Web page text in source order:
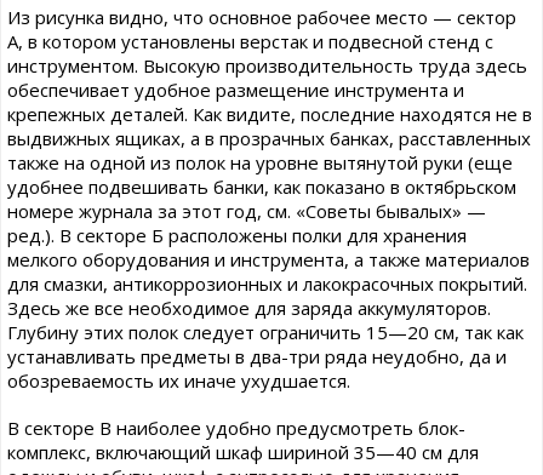
Из рисунка видно, что основное рабочее место — сектор
А, в котором установлены верстак и подвесной стенд с
инструментом. Высокую производительность труда здесь
обеспечивает удобное размещение инструмента и
крепежных деталей. Как видите, последние находятся не в
выдвижных ящиках, а в прозрачных банках, расставленных
также на одной из полок на уровне вытянутой руки (еще
удобнее подвешивать банки, как показано в октябрьском
номере журнала за этот год, см. «Советы бывалых» —
ред.). В секторе Б расположены полки для хранения
мелкого оборудования и инструмента, а также материалов
для смазки, антикоррозионных и лакокрасочных покрытий.
Здесь же все необходимое для заряда аккумуляторов.
Глубину этих полок следует ограничить 15—20 см, так как
устанавливать предметы в два-три ряда неудобно, да и
обозреваемость их иначе ухудшается.
В секторе В наиболее удобно предусмотреть блок-
комплекс, включающий шкаф шириной 35—40 см для